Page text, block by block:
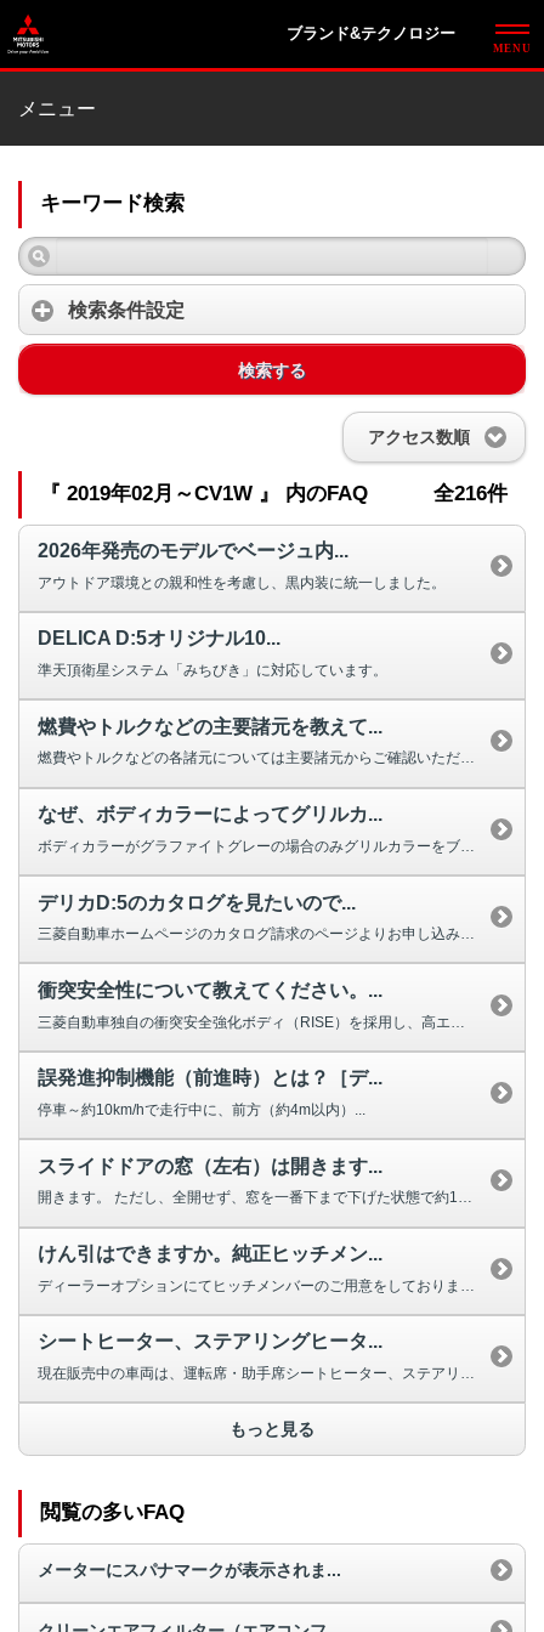
ブランド&テクノロジー
メニュー
キーワード検索
検索条件設定
検索する
アクセス数順
『 2019年02月～CV1W 』 内のFAQ 全216件
2026年発売のモデルでベージュ内...
アウトドア環境との親和性を考慮し、黒内装に統一しました。
DELICA D:5オリジナル10...
準天頂衛星システム「みちびき」に対応しています。
燃費やトルクなどの主要諸元を教えて...
燃費やトルクなどの各諸元については主要諸元からご確認いただけます。
なぜ、ボディカラーによってグリルカ...
ボディカラーがグラファイトグレーの場合のみグリルカラーをブラックとしました...
デリカD:5のカタログを見たいので...
三菱自動車ホームページのカタログ請求のページよりお申し込みいただけます。 ...
衝突安全性について教えてください。...
誤発進抑制機能（前進時）とは？［デ...
停車～約10km/hで走行中に、前方（約4m以内）...
スライドドアの窓（左右）は開きます...
開きます。 ただし、全開せず、窓を一番下まで下げた状態で約10cm残りま...
けん引はできますか。純正ヒッチメン...
シートヒーター、ステアリングヒータ...
現在販売中の車両は、運転席・助手席シートヒーター、ステアリングヒーターの設...
もっと見る
閲覧の多いFAQ
メーターにスパナマークが表示されま...